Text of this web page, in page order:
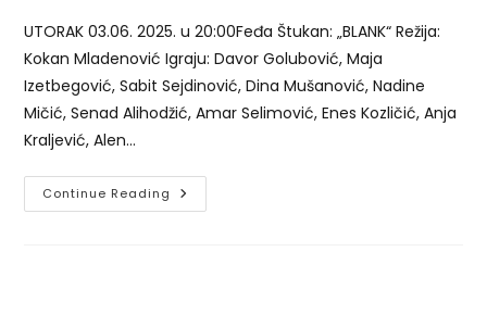
UTORAK 03.06. 2025. u 20:00Feđa Štukan: „BLANK“ Režija:
Kokan Mladenović Igraju: Davor Golubović, Maja
Izetbegović, Sabit Sejdinović, Dina Mušanović, Nadine
Mičić, Senad Alihodžić, Amar Selimović, Enes Kozličić, Anja
Kraljević, Alen…
Continue Reading REPERTOAR
JUNI/LIPANJ